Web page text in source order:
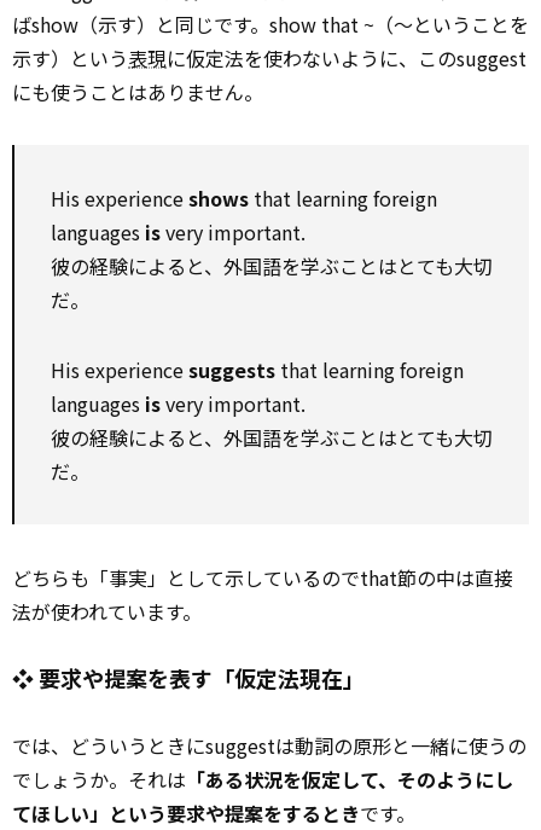
ばshow（示す）と同じです。show that ~（～ということを
示す）という表現に仮定法を使わないように、このsuggest
にも使うことはありません。
His experienceshows that learning foreign
languages isvery important.
彼の経験によると、外国語を学ぶことはとても大切
だ。
His experiencesuggests that learning foreign
languages isvery important.
彼の経験によると、外国語を学ぶことはとても大切
だ。
どちらも「事実」として示しているのでthat節の中は直接
法が使われています。
❖ 要求や提案を表す「仮定法現在」
では、どういうときにsuggestは動詞の原形と一緒に使うの
でしょうか。それは 「ある状況を仮定して、そのようにし
てほしい」という要求や提案をするときです。